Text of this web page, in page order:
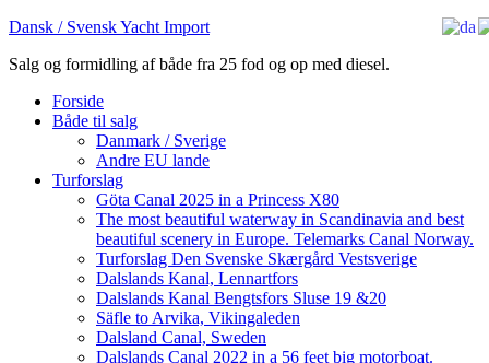
Dansk / Svensk Yacht Import
Salg og formidling af både fra 25 fod og op med diesel.
Forside
Både til salg
Danmark / Sverige
Andre EU lande
Turforslag
Göta Canal 2025 in a Princess X80
The most beautiful waterway in Scandinavia and best
beautiful scenery in Europe. Telemarks Canal Norway.
Turforslag Den Svenske Skærgård Vestsverige
Dalslands Kanal, Lennartfors
Dalslands Kanal Bengtsfors Sluse 19 &20
Säfle to Arvika, Vikingaleden
Dalsland Canal, Sweden
Dalslands Canal 2022 in a 56 feet big motorboat.